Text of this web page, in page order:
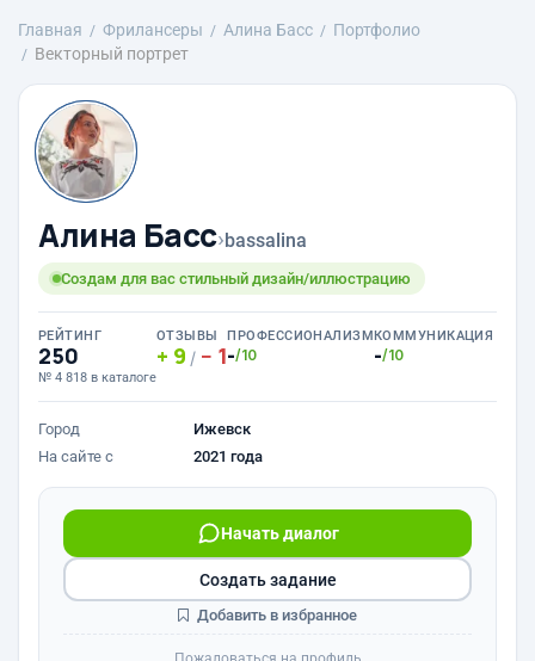
Главная Фрилансеры Алина Басс
Портфолио
Векторный портрет
Алина Басс›bassalina
Создам для вас стильный дизайн/иллюстрацию
РЕЙТИНГ
250
№ 4 818 в каталоге
ОТЗЫВЫ
9 / 1
ПРОФЕССИОНАЛИЗМ
-/10
КОММУНИКАЦИЯ
-/10
Город
Ижевск
На сайте с
2021 года
Начать диалог
Создать задание
Добавить в избранное